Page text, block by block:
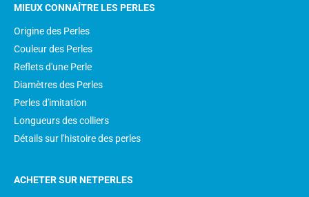
MIEUX CONNAÎTRE LES PERLES
Origine des Perles
Couleur des Perles
Reflets d'une Perle
Diamètres des Perles
Perles d'imitation
Longueurs des colliers
Détails sur l'histoire des perles
ACHETER SUR NETPERLES